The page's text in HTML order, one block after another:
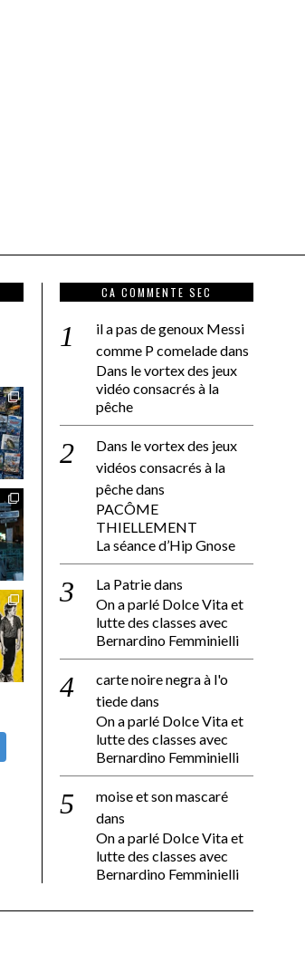
CA COMMENTE SEC
il a pas de genoux Messi
comme P comeladedans
Dans le vortex des jeux
vidéo consacrés à la
pêche
Dans le vortex des jeux
vidéos consacrés à la
pêchedans
PACÔME
THIELLEMENT
La séance d’Hip Gnose
La Patriedans
On a parlé Dolce Vita et
lutte des classes avec
Bernardino Femminielli
carte noire negra à l'o
tiededans
On a parlé Dolce Vita et
lutte des classes avec
Bernardino Femminielli
moise et son mascaré
dans
On a parlé Dolce Vita et
lutte des classes avec
Bernardino Femminielli